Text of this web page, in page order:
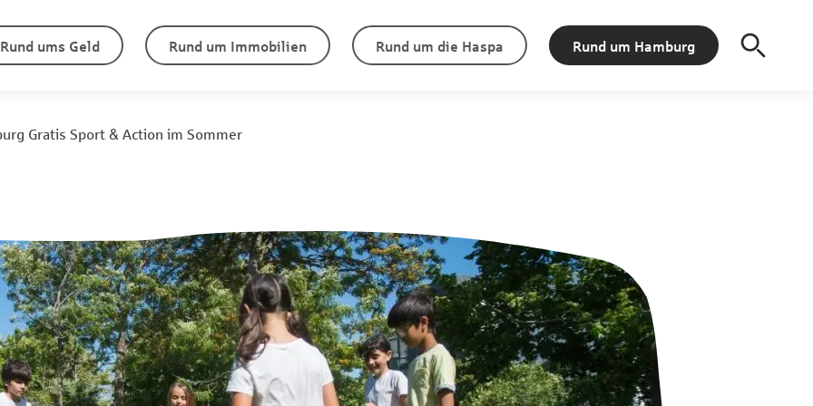
Rund ums Geld Rund um Immobilien Rund um die Haspa Rund um Hamburg
Gratis Sport & Action im Sommer